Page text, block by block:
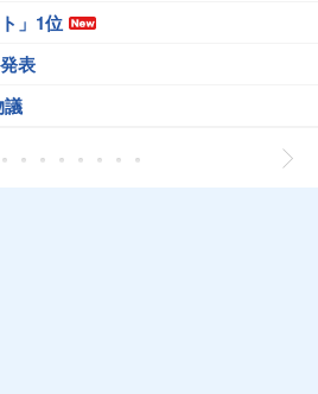
」1位
表
議